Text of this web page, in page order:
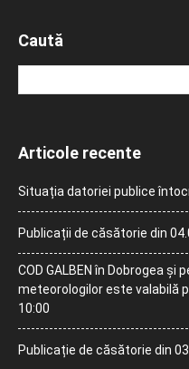
Caută
Articole recente
Situația datoriei publice
Publicații de căsătorie din
COD GALBEN în Dobrogea și
meteorologilor este valabilă
10:00
Publicație de căsătorie din